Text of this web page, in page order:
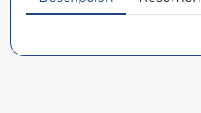
Descripción